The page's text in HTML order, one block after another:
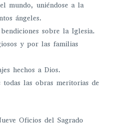
mundo, uniéndose a la
ángeles.
sobre la Iglesia.
y por las familias
hechos a Dios.
todas las obras meritorias de
Oficios del Sagrado